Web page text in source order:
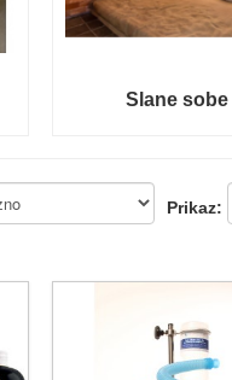
Slane sobe
Prikaz: